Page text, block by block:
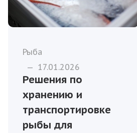
Рыба
— 17.01.2026
Решения по
хранению и
транспортировке
рыбы для